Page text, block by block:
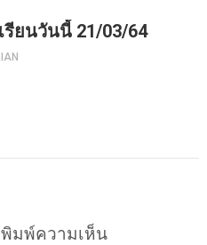
รียนวันนี้ 21/03/64
พิมพ์ความเห็น